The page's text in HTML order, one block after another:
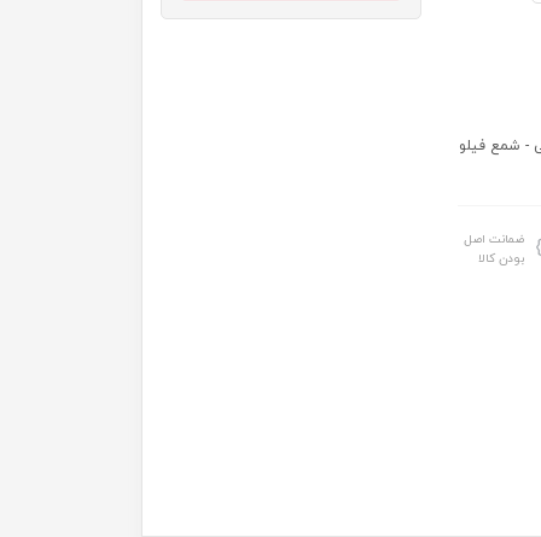
- شمع فیلو
ضمانت اصل
بودن کالا